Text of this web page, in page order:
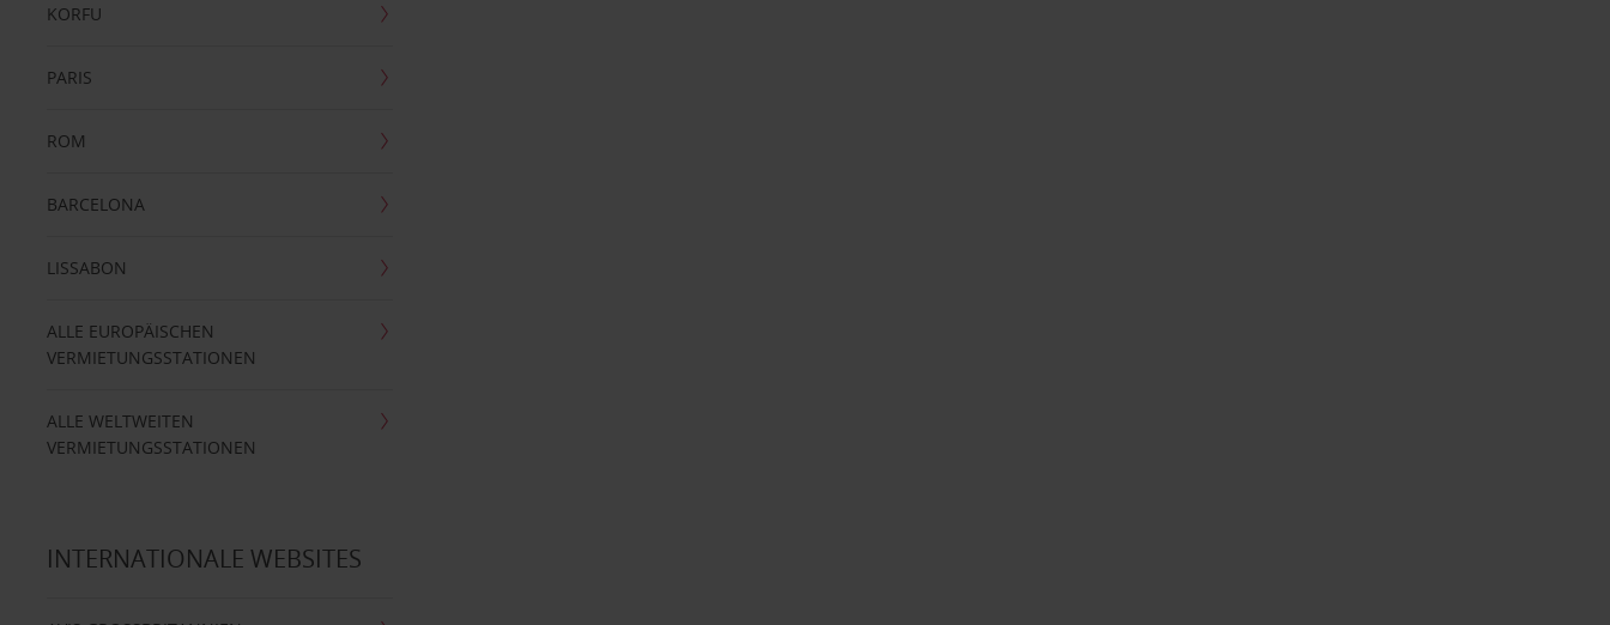
KORFU
PARIS
ROM
BARCELONA
LISSABON
ALLE EUROPÄISCHEN
VERMIETUNGSSTATIONEN
ALLE WELTWEITEN
VERMIETUNGSSTATIONEN
INTERNATIONALE WEBSITES